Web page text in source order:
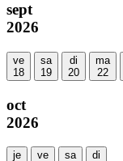
sept
2026
ve
18
sa
19
di
20
ma
22
oct
2026
je ve sa di